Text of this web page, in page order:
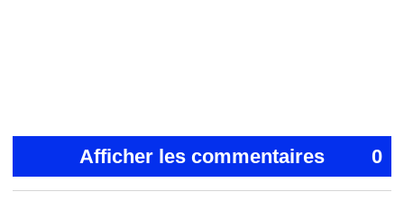
Afficher les commentaires 0